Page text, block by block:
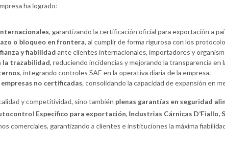
ha logrado:
, garantizando la certificación oficial para exportación a
o bloqueo en frontera, al cumplir de forma rigurosa con los
y fiabilidad ante clientes internacionales, importadores y
la trazabilidad, reduciendo incidencias y mejorando la transparencia en
, integrando controles SAE en la operativa diaria de la empresa.
no certificadas, consolidando la capacidad de expansión en
y competitividad, sino también plenas garantías en seguridad
Específico para exportación, Industrias Cárnicas D’Fiallo,
comerciales, garantizando a clientes e instituciones la máxima